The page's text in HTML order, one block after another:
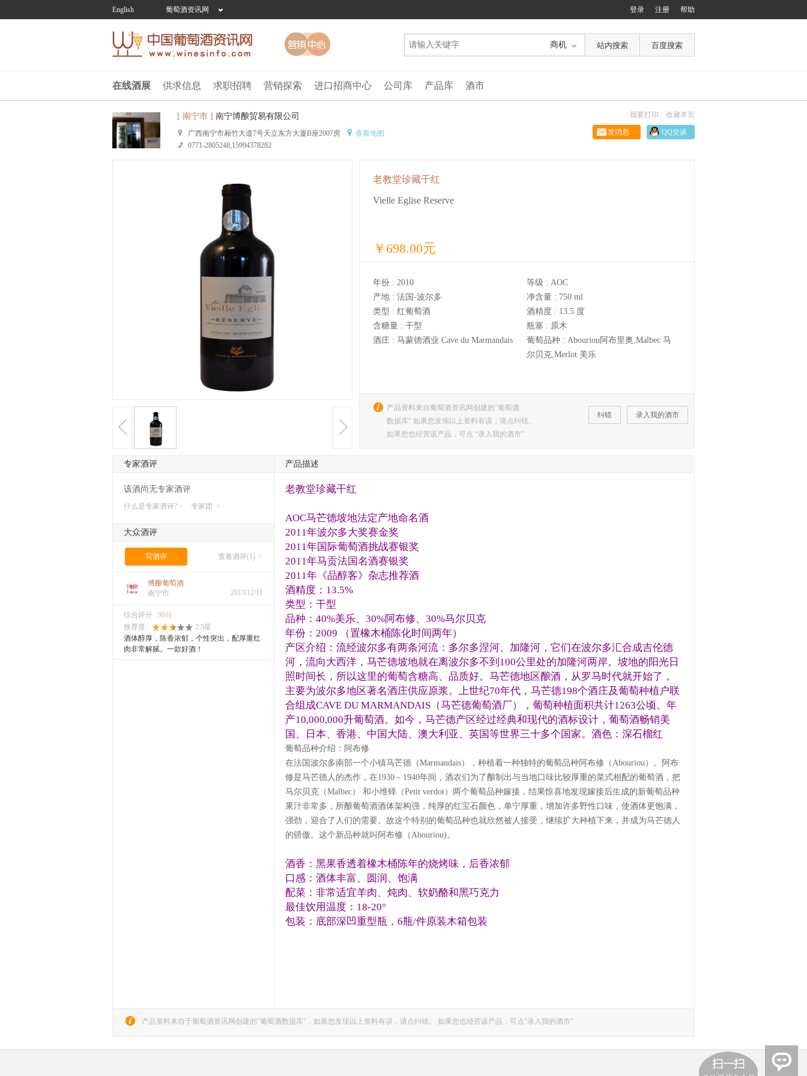
English 葡萄酒资讯网 帮助
注册
登录
商机
在线酒展 供求信息 求职招聘 营销探索 进口招商中心 公司库 产品库 酒市
[ 南宁市 ] 南宁博酿贸易有限公司
广西南宁市厢竹大道7号天立东方大厦B座2007房
查看地图
0771-2805248,15994378282
收藏本页
我要打印
QQ交谈
发消息
老教堂珍藏干红
Vielle Eglise Reserve
￥698.00元
年份 : 2010 等级 : AOC
产地 : 法国-波尔多 净含量 : 750 ml
类型 : 红葡萄酒 酒精度 : 13.5 度
含糖量 : 干型 瓶塞 : 原木
酒庄 : 马蒙德酒业 Cave du Marmandais 葡萄品种 : Abouriou阿布里奥,Malbec 马
尔贝克,Merlot 美乐
产品资料来自葡萄酒资讯网创建的"葡萄酒
数据库" 如果您发现以上资料有误，请点纠错。
如果您也经营该产品，可点 “录入我的酒市”
录入我的酒市
纠错
专家酒评
该酒尚无专家酒评
什么是专家酒评? > 专家团 >
大众酒评
写酒评 >
查看酒评(1)
博酿葡萄酒
南宁市
2013/12/11
综合评分 : 90分
推荐度 :
2.5星
酒体醇厚，陈香浓郁，个性突出，配厚重红
肉非常解腻。一款好酒！
产品描述
老教堂珍藏干红
AOC马芒德坡地法定产地命名酒
2011年波尔多大奖赛金奖
2011年国际葡萄酒挑战赛银奖
2011年马贡法国名酒赛银奖
2011年《品醇客》杂志推荐酒
酒精度：13.5%
类型：干型
品种：40%美乐、30%阿布修、30%马尔贝克
年份：2009 （置橡木桶陈化时间两年）
产区介绍：流经波尔多有两条河流：多尔多涅河、加隆河，它们在波尔多汇合成吉伦德
河，流向大西洋，马芒德坡地就在离波尔多不到100公里处的加隆河两岸。坡地的阳光日
照时间长，所以这里的葡萄含糖高、品质好。马芒德地区酿酒，从罗马时代就开始了，
主要为波尔多地区著名酒庄供应原浆。上世纪70年代，马芒德198个酒庄及葡萄种植户联
合组成CAVE DU MARMANDAIS（马芒德葡萄酒厂），葡萄种植面积共计1263公顷。年
产10,000,000升葡萄酒。如今，马芒德产区经过经典和现代的酒标设计，葡萄酒畅销美
国、日本、香港、中国大陆、澳大利亚、英国等世界三十多个国家。 酒色：深石榴红
葡萄品种介绍：阿布修
在法国波尔多南部一个小镇马芒德（Marmandais），种植着一种独特的葡萄品种阿布修（Abouriou）。阿布
修是马芒德人的杰作，在1930－1940年间，酒农们为了酿制出与当地口味比较厚重的菜式相配的葡萄酒，把
马尔贝克（Malbec） 和小维铎（Petit verdot）两个葡萄品种嫁接，结果惊喜地发现嫁接后生成的新葡萄品种
果汁非常多，所酿葡萄酒酒体架构强，纯厚的红宝石颜色，单宁厚重，增加许多野性口味，使酒体更饱满，
强劲，迎合了人们的需要。故这个特别的葡萄品种也就欣然被人接受，继续扩大种植下来，并成为马芒德人
的骄傲。这个新品种就叫阿布修（Abouriou)。
酒香：黑果香透着橡木桶陈年的烧烤味，后香浓郁
口感：酒体丰富、圆润、饱满
配菜：非常适宜羊肉、炖肉、软奶酪和黑巧克力
最佳饮用温度：18-20°
包装：底部深凹重型瓶，6瓶/件原装木箱包装
产品资料来自于葡萄酒资讯网创建的"葡萄酒数据库"，如果您发现以上资料有误，请点纠错。 如果您也经营该产品，可点"录入我的酒市"